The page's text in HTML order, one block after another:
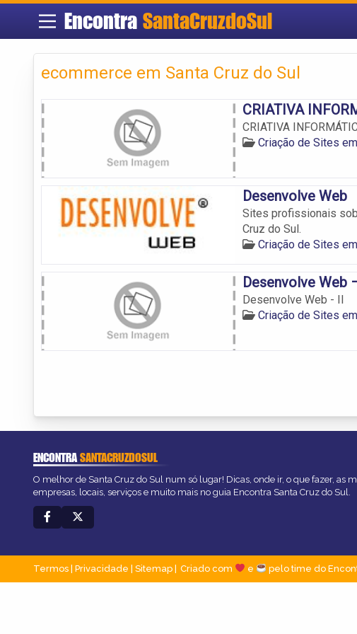
Encontra SantaCruzdoSul
ecommerce em Santa Cruz do Sul
CRIATIVA
CRIATIVA
Criação de Sites
Desenvolve Web
Sites profissionais
Cruz do Sul.
Criação de Sites
Desenvolve Web
Desenvolve Web - II
Criação de Sites
ENCONTRASANTACRUZDOSUL
O melhor de Santa Cruz do Sul num só lugar! Dicas, onde ir, o que fazer, as
empresas, locais, serviços e muito mais no guia Encontra Santa Cruz do Sul.
Termos Privacidade Sitemap Criado com e pelo time do